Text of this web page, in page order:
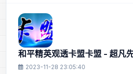
和平精英观透卡盟卡盟 - 超凡
2023-11-28 23:05:40